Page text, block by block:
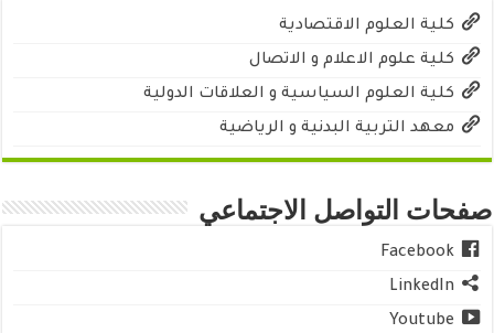
كلية العلوم الاقتصادية
كلية علوم الاعلام و الاتصال
كلية العلوم السياسية و العلاقات الدولية
معهد التربية البدنية و الرياضية
صفحات التواصل الاجتماعي
Facebook
LinkedIn
Youtube